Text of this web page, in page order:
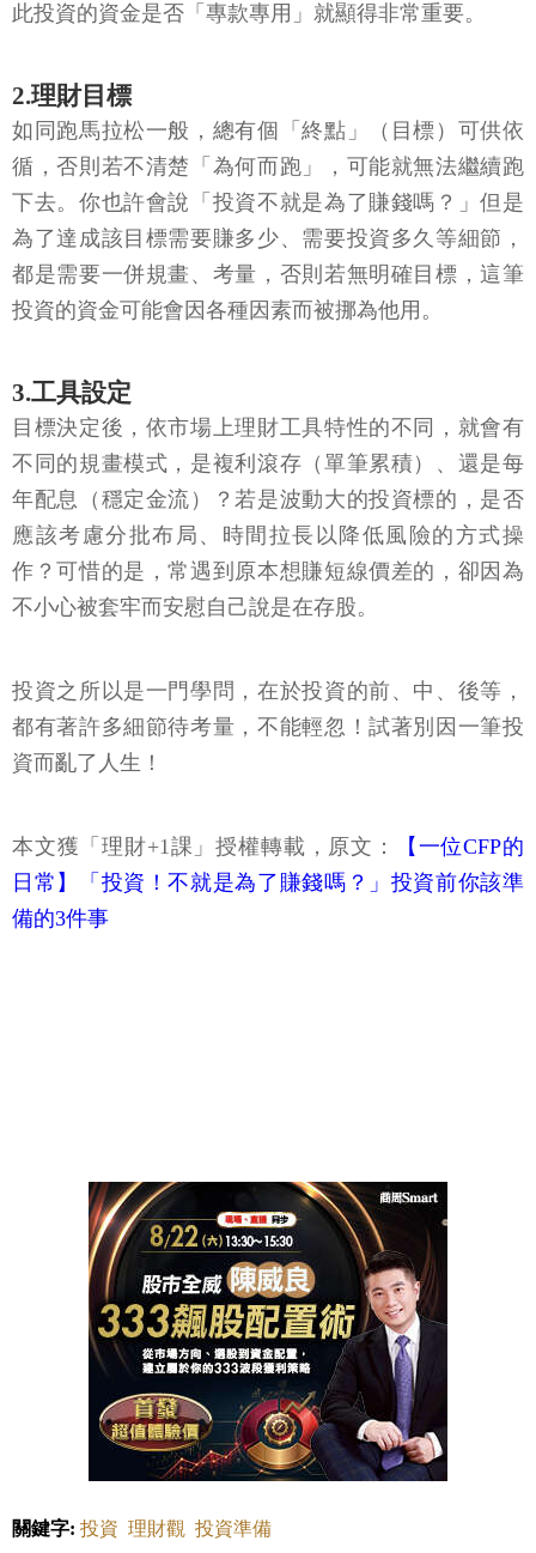
此投資的資金是否「專款專用」就顯得非常重要。
2.理財目標
如同跑馬拉松一般，總有個「終點」（目標）可供依
循，否則若不清楚「為何而跑」，可能就無法繼續跑
下去。你也許會說「投資不就是為了賺錢嗎？」但是
為了達成該目標需要賺多少、需要投資多久等細節，
都是需要一併規畫、考量，否則若無明確目標，這筆
投資的資金可能會因各種因素而被挪為他用。
3.工具設定
目標決定後，依市場上理財工具特性的不同，就會有
不同的規畫模式，是複利滾存（單筆累積）、還是每
年配息（穩定金流）？若是波動大的投資標的，是否
應該考慮分批布局、時間拉長以降低風險的方式操
作？可惜的是，常遇到原本想賺短線價差的，卻因為
不小心被套牢而安慰自己說是在存股。
投資之所以是一門學問，在於投資的前、中、後等，
都有著許多細節待考量，不能輕忽！試著別因一筆投
資而亂了人生！
本文獲「理財+1課」授權轉載，原文：
【一位CFP的
日常】「投資！不就是為了賺錢嗎？」投資前你該準
備的3件事
關鍵字: 投資 理財觀 投資準備